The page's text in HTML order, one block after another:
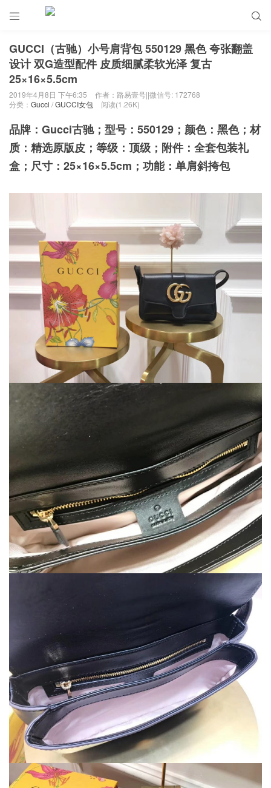
 
GUCCI（古驰）小号肩背包 550129 黑色 夸张翻盖
设计 双G造型配件 皮质细腻柔软光泽 复古
25×16×5.5cm
2019年4月8日 下午6:35
作者：路易壹号||微信号: 172768
分类： Gucci /GUCCI女包 阅读(1.26K)
品牌：Gucci古驰；型号：550129；颜色：黑色；材
质：精选原版皮 ；等级：顶级；附件：全套包装礼
盒；尺寸：25×16×5.5cm；功能：单肩斜挎包